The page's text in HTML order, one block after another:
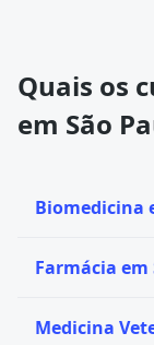
Quais os
em São
Biomedicina
Farmácia em
Medicina